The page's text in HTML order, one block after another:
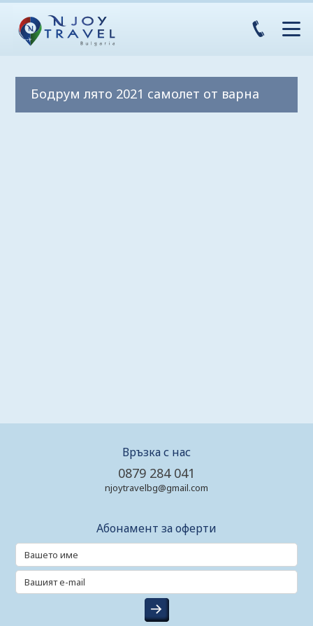
Бодрум лято 2021 самолет от варна
Връзка с нас
0879 284 041
njoytravelbg@gmail.com
Абонамент за оферти